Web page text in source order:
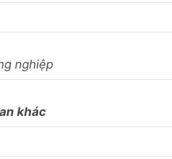
nghiệp
khác